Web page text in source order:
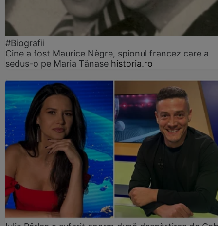
#Biografii
Cine a fost Maurice Nègre, spionul francez care a
sedus-o pe Maria Tănase historia.ro